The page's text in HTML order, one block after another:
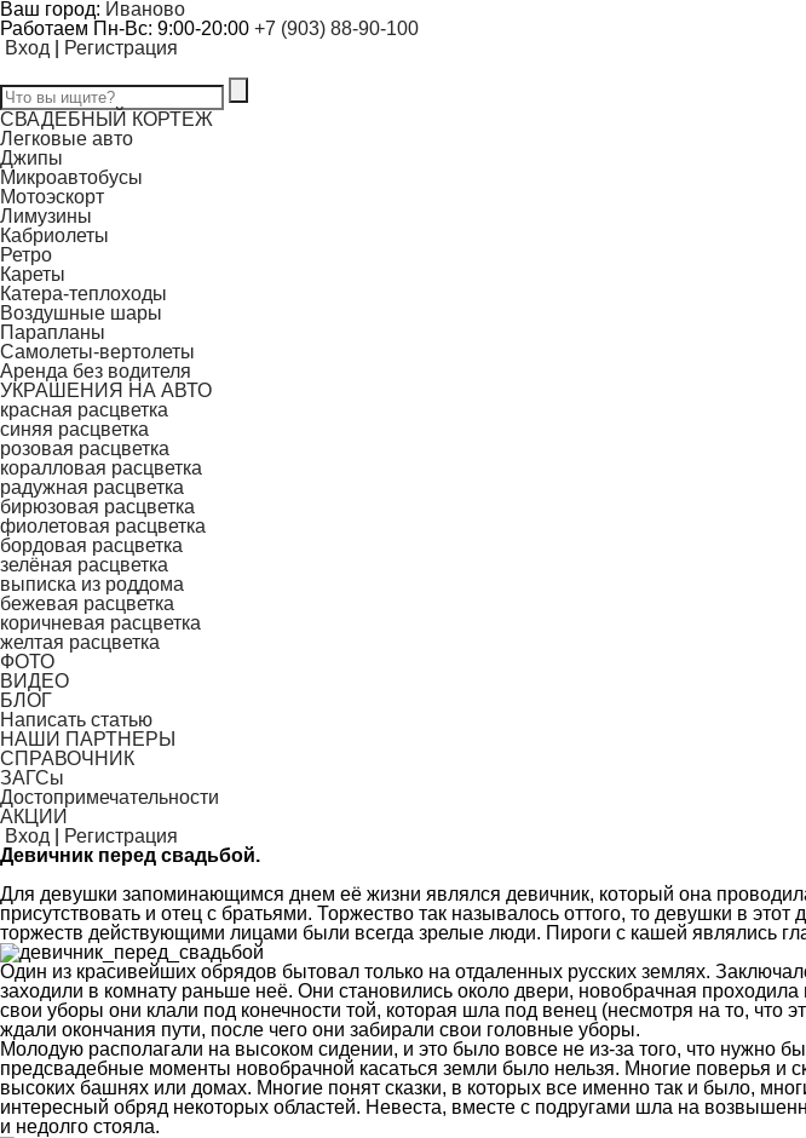
Ваш город: Иваново
Работаем Пн-Вс: 9:00-20:00 +7 (903) 88-90-100
Вход
Регистрация
СВАДЕБНЫЙ КОРТЕЖ
Легковые авто
Джипы
Микроавтобусы
Мотоэскорт
Лимузины
Кабриолеты
Ретро
Кареты
Катера-теплоходы
Воздушные шары
Парапланы
Самолеты-вертолеты
Аренда без водителя
УКРАШЕНИЯ НА АВТО
красная расцветка
синяя расцветка
розовая расцветка
коралловая расцветка
радужная расцветка
бирюзовая расцветка
фиолетовая расцветка
бордовая расцветка
зелёная расцветка
выписка из роддома
бежевая расцветка
коричневая расцветка
желтая расцветка
ФОТО
ВИДЕО
БЛОГ
Написать статью
НАШИ ПАРТНЕРЫ
СПРАВОЧНИК
ЗАГСы
Достопримечательности
АКЦИИ
Вход
Регистрация
Девичник перед свадьбой.
Для девушки запоминающимся днем её жизни являлся девичник, который она
присутствовать и отец с братьями. Торжество так называлось оттого, то девушки в
торжеств действующими лицами были всегда зрелые люди. Пироги с кашей являлись
Один из красивейших обрядов бытовал только на отдаленных русских землях.
заходили в комнату раньше неё. Они становились около двери, новобрачная
свои уборы они клали под конечности той, которая шла под венец (несмотря на то, что
ждали окончания пути, после чего они забирали свои головные уборы.
Молодую располагали на высоком сидении, и это было вовсе не из-за того, что нужно
предсвадебные моменты новобрачной касаться земли было нельзя. Многие поверья и
высоких башнях или домах. Многие понят сказки, в которых все именно так и было,
интересный обряд некоторых областей. Невеста, вместе с подругами шла на
и недолго стояла.